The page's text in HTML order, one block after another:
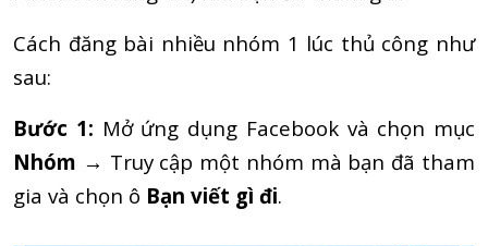
Cách đăng bài nhiều nhóm 1 lúc thủ công như
sau:
Bước 1: Mở ứng dụng Facebook và chọn mục
Nhóm → Truy cập một nhóm mà bạn đã tham
gia và chọn ô Bạn viết gì đi.